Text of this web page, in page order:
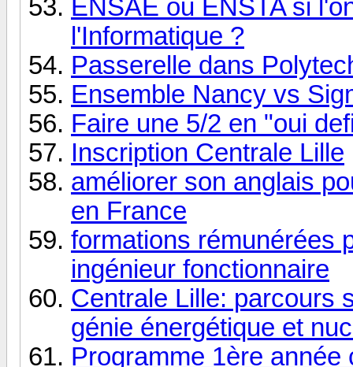
ENSAE ou ENSTA si
l'Informatique ?
Passerelle dans
Ensemble Nancy vs
Faire une 5/2 en "oui
Inscription Centrale Lille
améliorer son anglais
en France
formations rémunérées
ingénieur fonctionnaire
Centrale Lille: parcours
génie énergétique et
Programme 1ère